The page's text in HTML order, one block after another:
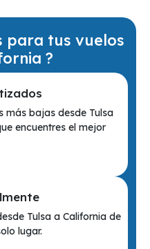
para tus vuelos
?
más bajas desde Tulsa
encuentres el mejor
Tulsa a California de
lugar.